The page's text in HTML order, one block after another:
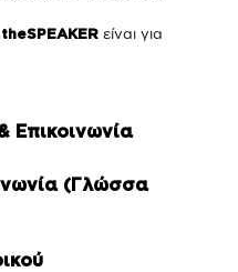
theSPEAKER είναι για
Επικοινωνία
(Γλώσσα